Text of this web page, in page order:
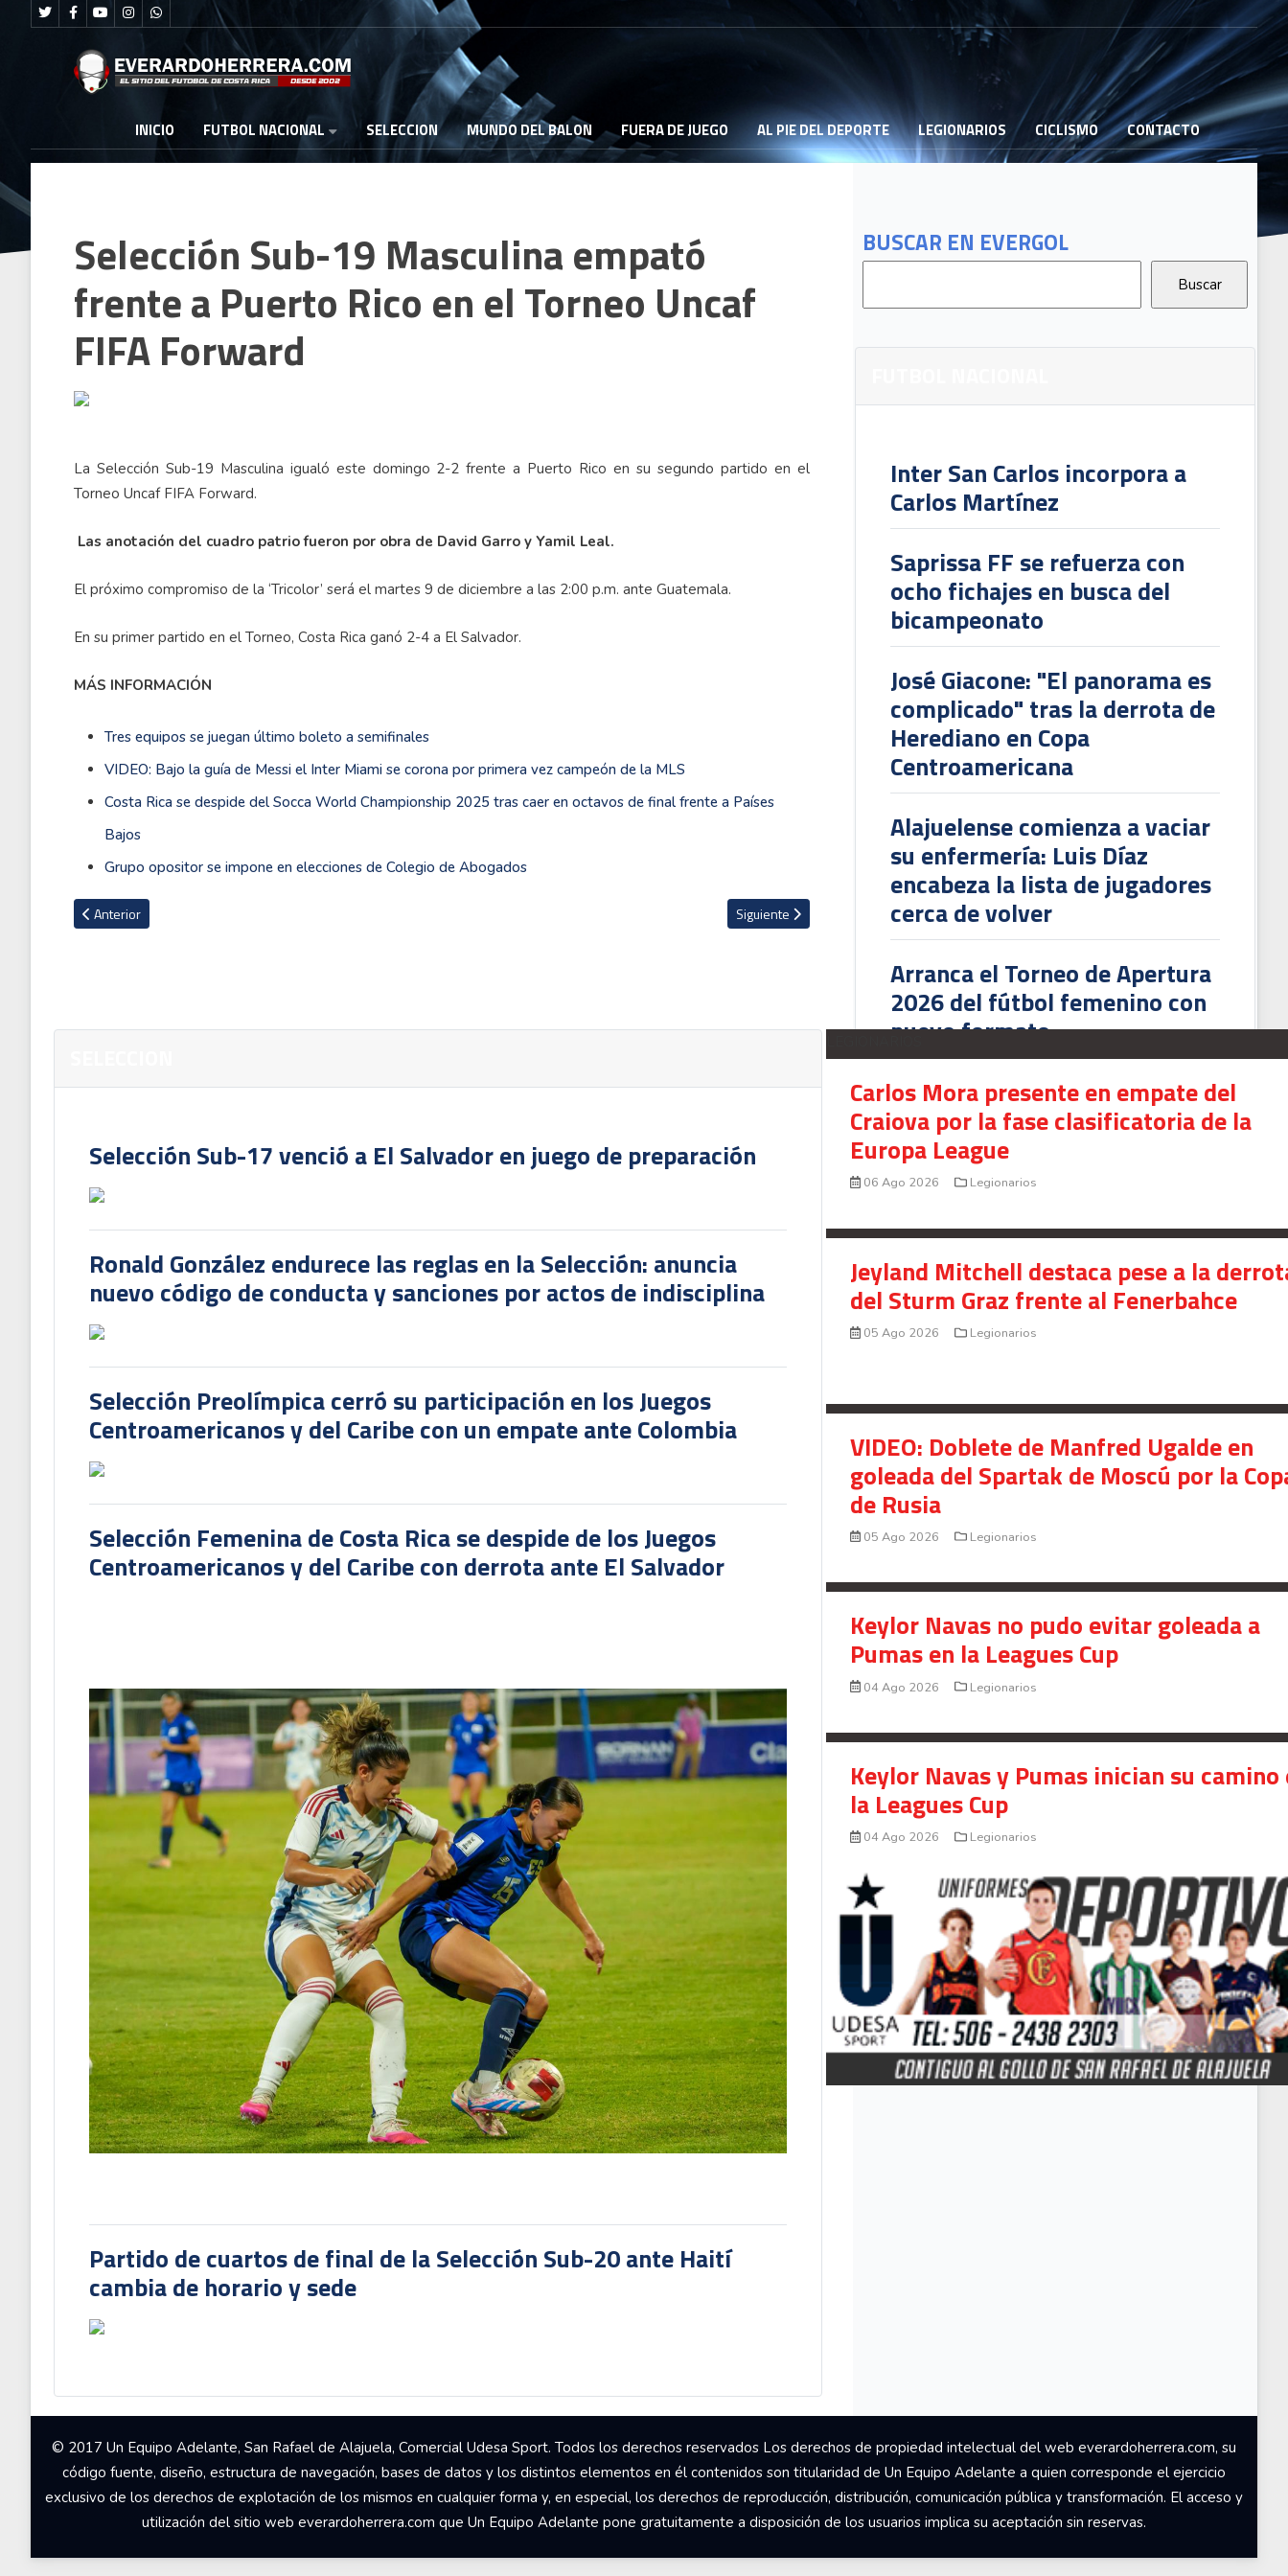
INICIO FUTBOL NACIONAL SELECCION MUNDO DEL BALON FUERA DE JUEGO AL PIE DEL DEPORTE LEGIONARIOS CICLISMO CONTACTO
BUSCAR EN EVERGOL
Inter San Carlos incorpora a
Carlos Martínez
Saprissa FF se refuerza con
ocho fichajes en busca del
bicampeonato
José Giacone: "El panorama es
complicado" tras la derrota de
Herediano en Copa
Centroamericana
Alajuelense comienza a vaciar
su enfermería: Luis Díaz
encabeza la lista de jugadores
cerca de volver
Arranca el Torneo de Apertura
2026 del fútbol femenino con
nuevo formato
Selección Sub-19 Masculina empató
frente a Puerto Rico en el Torneo Uncaf
FIFA Forward
La Selección Sub-19 Masculina igualó este domingo 2-2 frente a Puerto Rico en su segundo partido en el
Torneo Uncaf FIFA Forward.
Las anotación del cuadro patrio fueron por obra de David Garro y Yamil Leal.
El próximo compromiso de la ‘Tricolor’ será el martes 9 de diciembre a las 2:00 p.m. ante Guatemala.
En su primer partido en el Torneo, Costa Rica ganó 2-4 a El Salvador.
MÁS INFORMACIÓN
Tres equipos se juegan último boleto a semifinales
VIDEO: Bajo la guía de Messi el Inter Miami se corona por primera vez campeón de la MLS
Costa Rica se despide del Socca World Championship 2025 tras caer en octavos de final frente a Países
Bajos
Grupo opositor se impone en elecciones de Colegio de Abogados
Artículo anterior: Se viene día clave para conocer el futuro de Ignacio Hierro en la Fedefútbol
Anterior Artículo siguiente: Costa Rica debuta con victoria sobre El Salvador en el torneo Uncaf FIFA
Siguiente
Selección Sub-17 venció a El Salvador en juego de preparación
Ronald González endurece las reglas en la Selección: anuncia
nuevo código de conducta y sanciones por actos de indisciplina
Selección Preolímpica cerró su participación en los Juegos
Centroamericanos y del Caribe con un empate ante Colombia
Selección Femenina de Costa Rica se despide de los Juegos
Centroamericanos y del Caribe con derrota ante El Salvador
Partido de cuartos de final de la Selección Sub-20 ante Haití
cambia de horario y sede
Carlos Mora presente en empate del
Craiova por la fase clasificatoria de la
Europa League
06 Ago 2026 Legionarios
Jeyland Mitchell destaca pese a la
del Sturm Graz frente al Fenerbahce
05 Ago 2026 Legionarios
VIDEO: Doblete de Manfred Ugalde en
goleada del Spartak de Moscú por la
de Rusia
05 Ago 2026 Legionarios
Keylor Navas no pudo evitar goleada a
Pumas en la Leagues Cup
04 Ago 2026 Legionarios
Keylor Navas y Pumas inician su camino
la Leagues Cup
04 Ago 2026 Legionarios
© 2017 Un Equipo Adelante, San Rafael de Alajuela, Comercial Udesa Sport. Todos los derechos reservados Los derechos de propiedad intelectual del web everardoherrera.com, su
código fuente, diseño, estructura de navegación, bases de datos y los distintos elementos en él contenidos son titularidad de Un Equipo Adelante a quien corresponde el ejercicio
exclusivo de los derechos de explotación de los mismos en cualquier forma y, en especial, los derechos de reproducción, distribución, comunicación pública y transformación. El acceso y
utilización del sitio web everardoherrera.com que Un Equipo Adelante pone gratuitamente a disposición de los usuarios implica su aceptación sin reservas.